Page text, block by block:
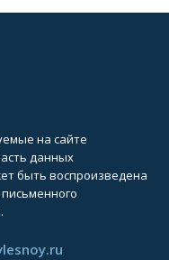
на сайте
данных
быть воспроизведена